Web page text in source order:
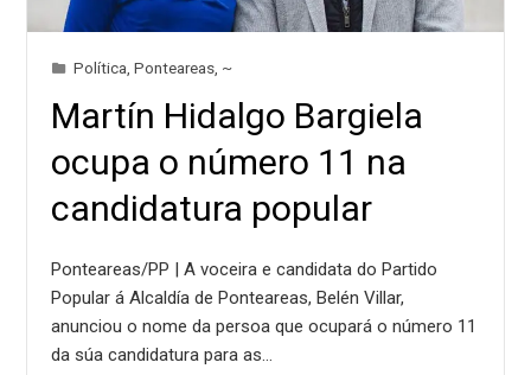
Política ,Ponteareas ~
Martín Hidalgo Bargiela
ocupa o número 11 na
candidatura popular
Ponteareas/PP | A voceira e candidata do Partido
Popular á Alcaldía de Ponteareas, Belén Villar,
anunciou o nome da persoa que ocupará o número 11
da súa candidatura para as…